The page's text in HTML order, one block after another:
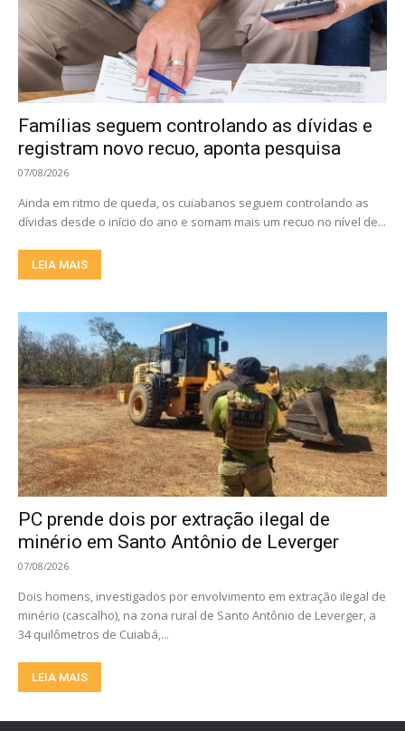
Famílias seguem controlando as dívidas e
registram novo recuo, aponta pesquisa
07/08/2026
Ainda em ritmo de queda, os cuiabanos seguem controlando as
dívidas desde o início do ano e somam mais um recuo no nível de...
LEIA MAIS
PC prende dois por extração ilegal de
minério em Santo Antônio de Leverger
07/08/2026
Dois homens, investigados por envolvimento em extração ilegal de
minério (cascalho), na zona rural de Santo Antônio de Leverger, a
34 quilômetros de Cuiabá,...
LEIA MAIS